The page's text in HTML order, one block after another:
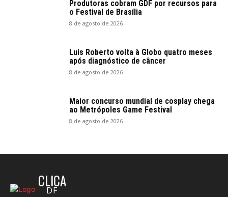
Produtoras cobram GDF por recursos para
o Festival de Brasília
8 de agosto de 2026
Luis Roberto volta à Globo quatro meses
após diagnóstico de câncer
8 de agosto de 2026
Maior concurso mundial de cosplay chega
ao Metrópoles Game Festival
8 de agosto de 2026
CLICA
DF